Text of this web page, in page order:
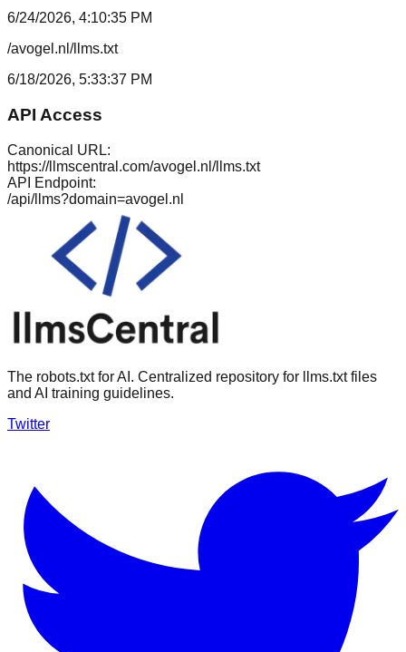
6/24/2026, 4:10:35 PM
/avogel.nl/llms.txt
6/18/2026, 5:33:37 PM
API Access
Canonical URL:
https://llmscentral.com/avogel.nl /llms.txt
API Endpoint:
/api/llms?domain=avogel.nl
The robots.txt for AI. Centralized repository for llms.txt files
and AI training guidelines.
Twitter